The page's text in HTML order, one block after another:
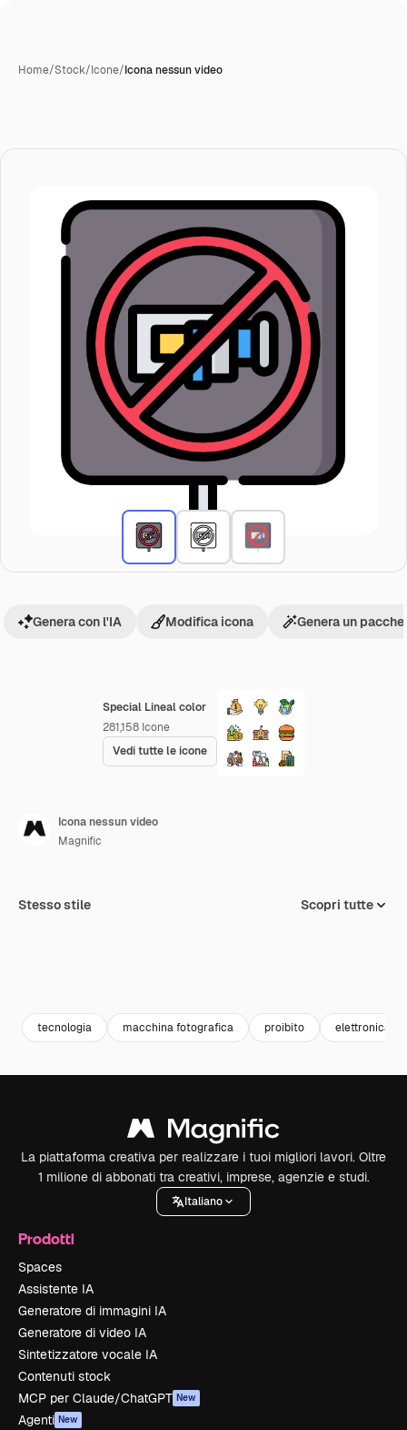
Home/Stock/Icone/Icona nessun video
Special Lineal color
281,158 Icone
Vedi tutte le icone
Genera con l'IA Modifica icona Genera un
Icona nessun video
Magnific
Stesso stile Scopri tutte
tecnologia macchina fotografica proibito elettronica
La piattaforma creativa per realizzare i tuoi migliori lavori. Oltre
1 milione di abbonati tra creativi, imprese, agenzie e studi.
Italiano
Prodotti
Spaces
Assistente IA
Generatore di immagini IA
Generatore di video IA
Sintetizzatore vocale IA
Contenuti stock
MCP per Claude/ChatGPT New
Agenti New